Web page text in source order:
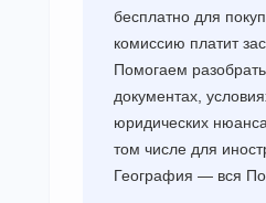
бесплатно для
комиссию платит
Помогаем
документах,
юридических
том числе для
География — вся